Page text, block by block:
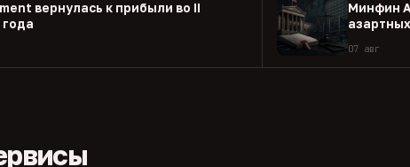
вернулась к прибыли во II
года
Минфин
07 авг